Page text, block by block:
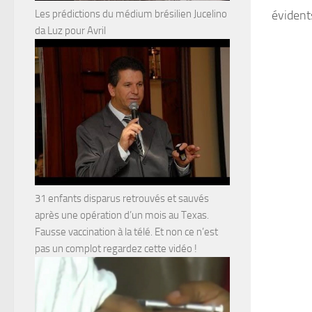
Les prédictions du médium brésilien Jucelino
da Luz pour Avril
31 enfants disparus retrouvés et sauvés
après une opération d’un mois au Texas.
Fausse vaccination à la télé. Et non ce n’est
pas un complot regardez cette vidéo !